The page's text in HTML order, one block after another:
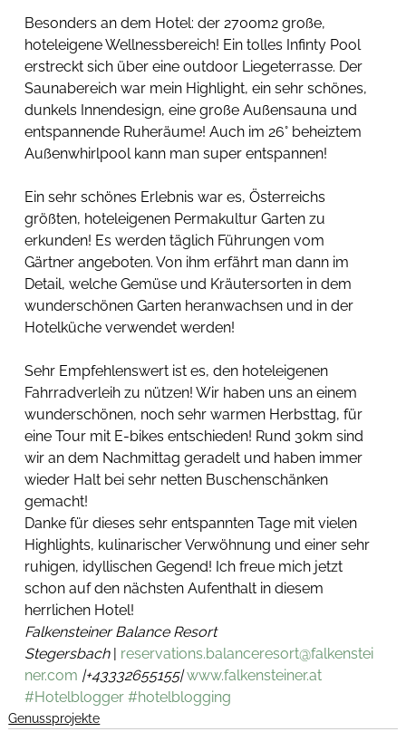
Besonders an dem Hotel: der 2700m2 große,
hoteleigene Wellnessbereich! Ein tolles Infinty Pool
erstreckt sich über eine outdoor Liegeterrasse. Der
Saunabereich war mein Highlight, ein sehr schönes,
dunkels Innendesign, eine große Außensauna und
entspannende Ruheräume! Auch im 26° beheiztem
Außenwhirlpool kann man super entspannen!
Ein sehr schönes Erlebnis war es, Österreichs
größten, hoteleigenen Permakultur Garten zu
erkunden! Es werden täglich Führungen vom
Gärtner angeboten. Von ihm erfährt man dann im
Detail, welche Gemüse und Kräutersorten in dem
wunderschönen Garten heranwachsen und in der
Hotelküche verwendet werden!
Sehr Empfehlenswert ist es, den hoteleigenen
Fahrradverleih zu nützen! Wir haben uns an einem
wunderschönen, noch sehr warmen Herbsttag, für
eine Tour mit E-bikes entschieden! Rund 30km sind
wir an dem Nachmittag geradelt und haben immer
wieder Halt bei sehr netten Buschenschänken
gemacht!
Danke für dieses sehr entspannten Tage mit vielen
Highlights, kulinarischer Verwöhnung und einer sehr
ruhigen, idyllischen Gegend! Ich freue mich jetzt
schon auf den nächsten Aufenthalt in diesem
herrlichen Hotel!
Falkensteiner Balance Resort
Stegersbach | reservations.balanceresort@falkenstei
ner.com |+43332655155| www.falkensteiner.at
#Hotelblogger #hotelblogging
Genussprojekte